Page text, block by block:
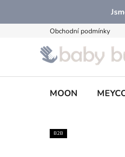
obsah
Obchodní podmínky
MOON
B2B